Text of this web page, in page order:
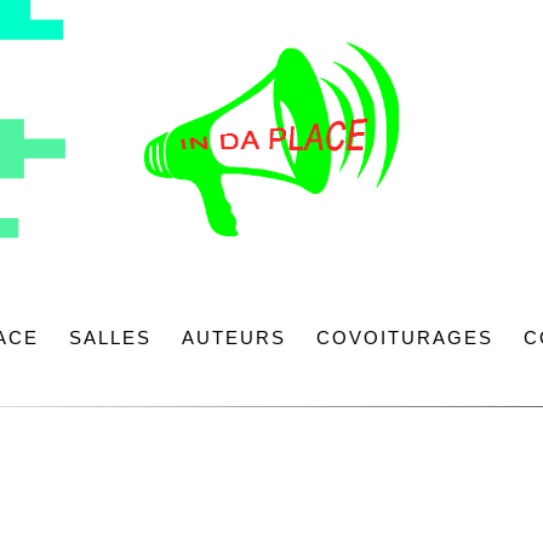
SALLES AUTEURS COVOITURAGES